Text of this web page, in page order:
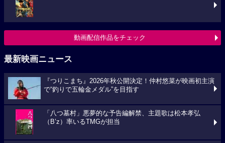
動画配信作品をチェック
最新映画ニュース
『つりこまち』2026年秋公開決定！仲村悠菜が映画初主演
で“釣りで五輪金メダル”を目指す
「八つ墓村」悪夢的な予告編解禁、主題歌は松本孝弘
（B’z）率いるTMGが担当